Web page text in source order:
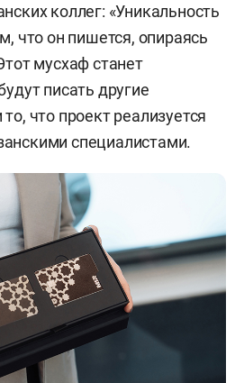
коллег: «Уникальность
что он пишется, опираясь
мусхаф станет
писать другие
что проект реализуется
специалистами.